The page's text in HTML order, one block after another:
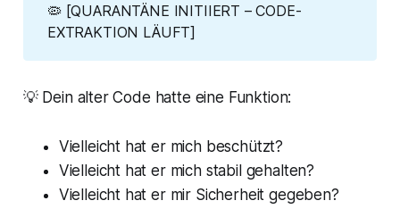
🦠 [QUARANTÄNE INITIIERT – CODE-
EXTRAKTION LÄUFT]
💡 Dein alter Code hatte eine Funktion:
Vielleicht hat er mich beschützt?
Vielleicht hat er mich stabil gehalten?
Vielleicht hat er mir Sicherheit gegeben?